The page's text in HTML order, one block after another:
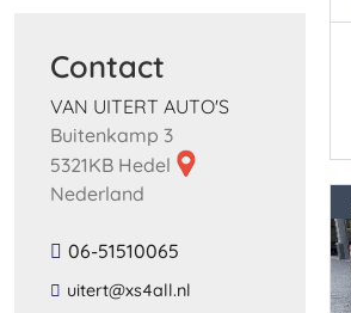
Contact
VAN UITERT AUTO'S
Buitenkamp 3
5321KB Hedel
Nederland
06-51510065
​uitert​@​xs4all​.​nl​